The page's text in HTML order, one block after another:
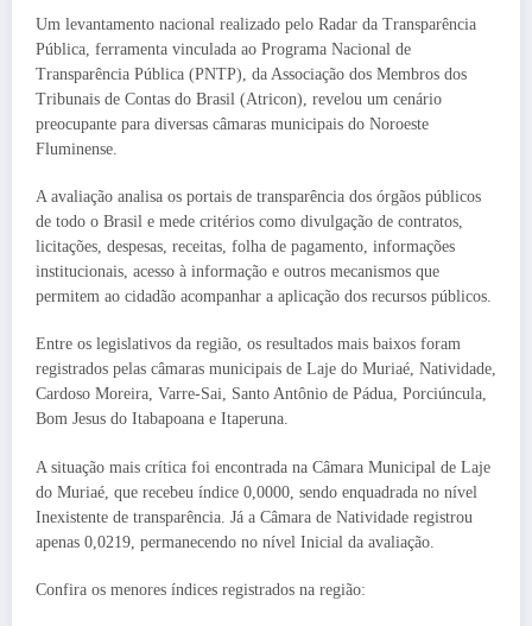
Um levantamento nacional realizado pelo Radar da Transparência
Pública, ferramenta vinculada ao Programa Nacional de
Transparência Pública (PNTP), da Associação dos Membros dos
Tribunais de Contas do Brasil (Atricon), revelou um cenário
preocupante para diversas câmaras municipais do Noroeste
Fluminense.
A avaliação analisa os portais de transparência dos órgãos públicos
de todo o Brasil e mede critérios como divulgação de contratos,
licitações, despesas, receitas, folha de pagamento, informações
institucionais, acesso à informação e outros mecanismos que
permitem ao cidadão acompanhar a aplicação dos recursos públicos.
Entre os legislativos da região, os resultados mais baixos foram
registrados pelas câmaras municipais de Laje do Muriaé, Natividade,
Cardoso Moreira, Varre-Sai, Santo Antônio de Pádua, Porciúncula,
Bom Jesus do Itabapoana e Itaperuna.
A situação mais crítica foi encontrada na Câmara Municipal de Laje
do Muriaé, que recebeu índice 0,0000, sendo enquadrada no nível
Inexistente de transparência. Já a Câmara de Natividade registrou
apenas 0,0219, permanecendo no nível Inicial da avaliação.
Confira os menores índices registrados na região: